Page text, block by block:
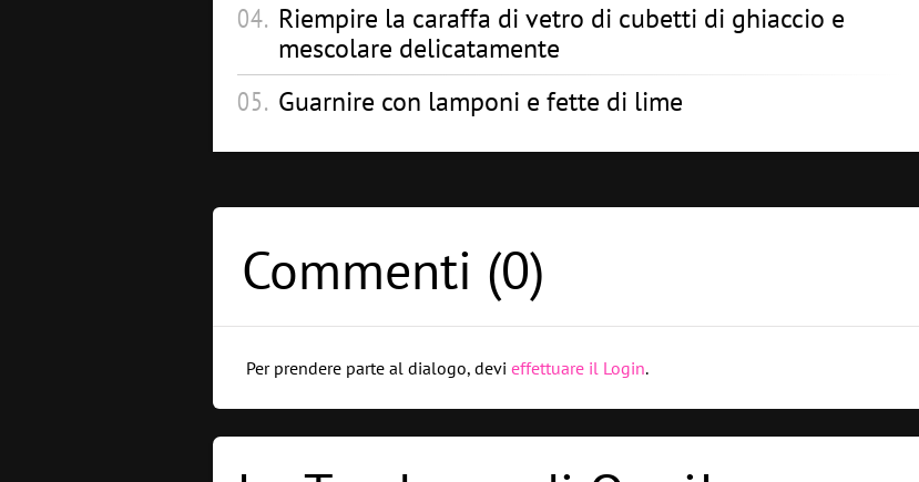
Riempire la caraffa di vetro di cubetti di ghiaccio e
mescolare delicatamente
Guarnire con lamponi e fette di lime
Commenti (0)
Per prendere parte al dialogo, devi effettuare il Login.